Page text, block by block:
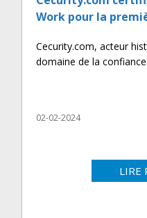
Work pour la
Cecurity.com, acteur
domaine de la confiance
02-02-2024
LIRE